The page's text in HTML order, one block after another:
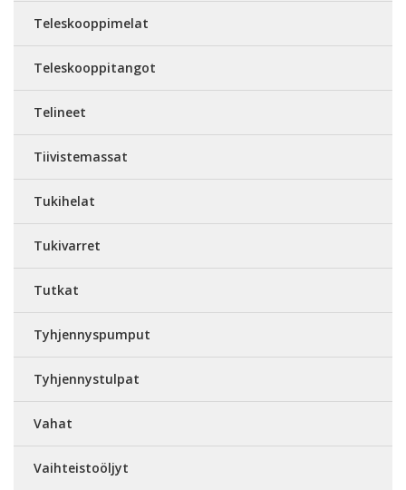
Teleskooppimelat
Teleskooppitangot
Telineet
Tiivistemassat
Tukihelat
Tukivarret
Tutkat
Tyhjennyspumput
Tyhjennystulpat
Vahat
Vaihteistoöljyt